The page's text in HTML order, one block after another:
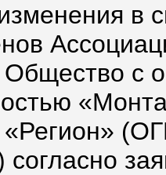
в
с
«Регион»
согласно